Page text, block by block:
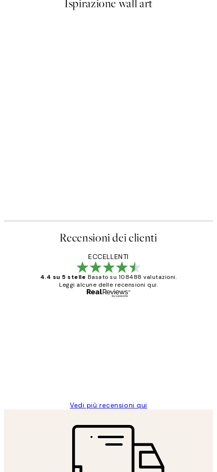
Ispirazione wall art
Recensioni dei clienti
ECCELLENTI
4.4 su 5 stelle Basato su 108488 valutazioni.
Leggi alcune delle recensioni qui.
Vedi più recensioni qui